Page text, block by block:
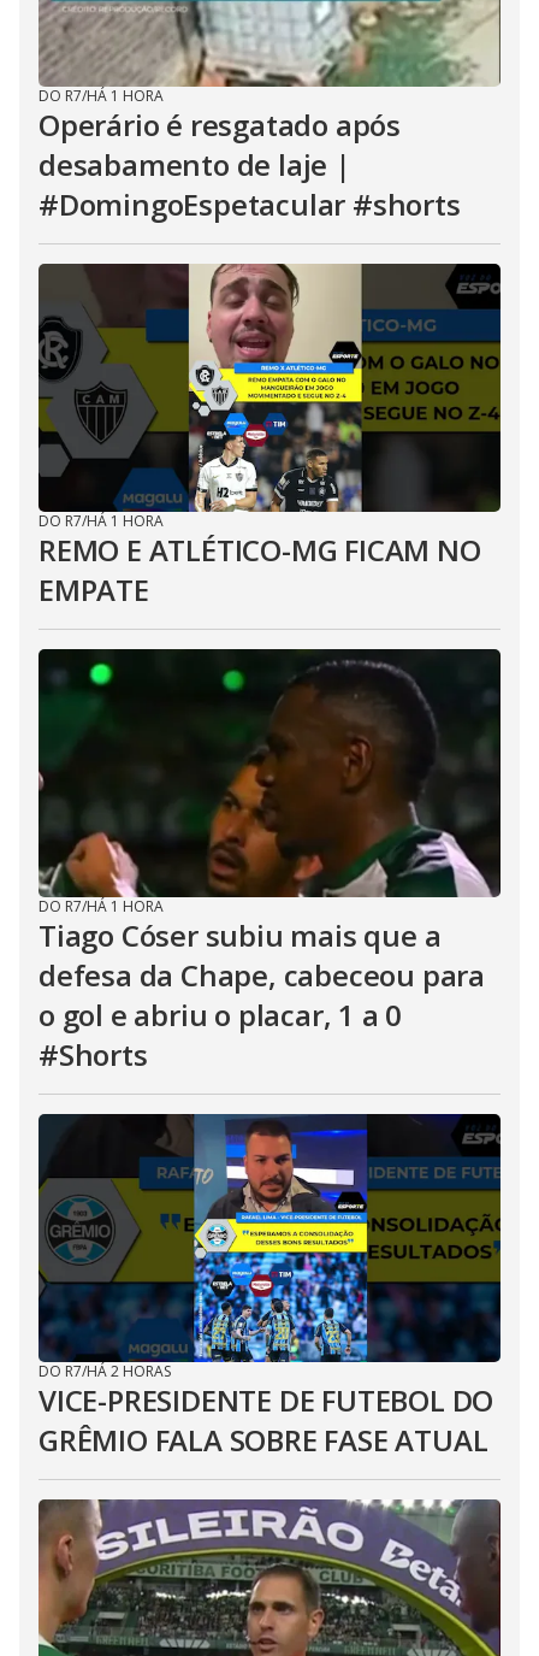
DO R7/HÁ 1 HORA
Operário é resgatado após
desabamento de laje |
#DomingoEspetacular #shorts
DO R7/HÁ 1 HORA
REMO E ATLÉTICO-MG FICAM NO
EMPATE
DO R7/HÁ 1 HORA
Tiago Cóser subiu mais que a
defesa da Chape, cabeceou para
o gol e abriu o placar, 1 a 0
#Shorts
DO R7/HÁ 2 HORAS
VICE-PRESIDENTE DE FUTEBOL DO
GRÊMIO FALA SOBRE FASE ATUAL